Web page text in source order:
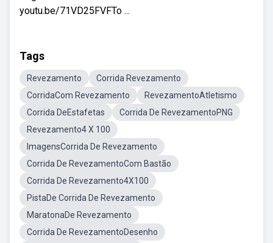
youtu.be/71VD25FVFTo ...
Tags
Revezamento
Corrida Revezamento
CorridaCom Revezamento
RevezamentoAtletismo
Corrida DeEstafetas
Corrida De RevezamentoPNG
Revezamento4 X 100
ImagensCorrida De Revezamento
Corrida De RevezamentoCom Bastão
Corrida De Revezamento4X100
PistaDe Corrida De Revezamento
MaratonaDe Revezamento
Corrida De RevezamentoDesenho